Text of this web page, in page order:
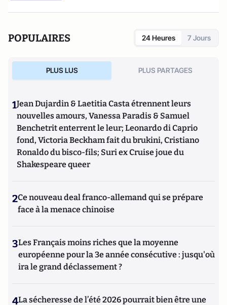
POPULAIRES 24 Heures 7 Jours
PLUS LUS PLUS PARTAGES
1Jean Dujardin & Laetitia Casta étrennent leurs
nouvelles amours, Vanessa Paradis & Samuel
Benchetrit enterrent le leur; Leonardo di Caprio
fond, Victoria Beckham fait du brukini, Cristiano
Ronaldo du bisco-fils; Suri ex Cruise joue du
Shakespeare queer
2Ce nouveau deal franco-allemand qui se prépare
face à la menace chinoise
3Les Français moins riches que la moyenne
européenne pour la 3e année consécutive : jusqu'où
ira le grand déclassement ?
4La sécheresse de l’été 2026 pourrait bien être une